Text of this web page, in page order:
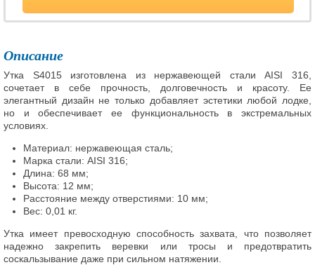
Описание
Утка S4015 изготовлена из нержавеющей стали AISI 316,
сочетает в себе прочность, долговечность и красоту. Ее
элегантный дизайн не только добавляет эстетики любой лодке,
но и обеспечивает ее функциональность в экстремальных
условиях.
Материал: нержавеющая сталь;
Марка стали: AISI 316;
Длина: 68 мм;
Высота: 12 мм;
Расстояние между отверстиями: 10 мм;
Вес: 0,01 кг.
Утка имеет превосходную способность захвата, что позволяет
надежно закрепить веревки или тросы и предотвратить
соскальзывание даже при сильном натяжении.